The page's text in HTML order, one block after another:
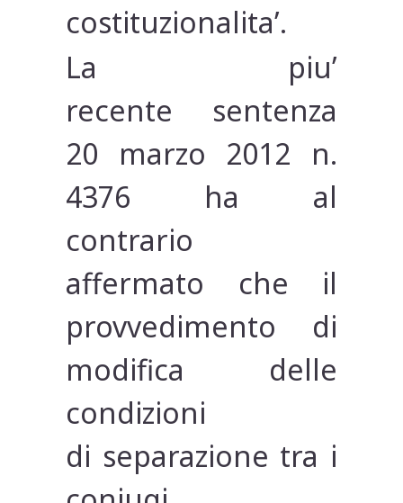
costituzionalita’.
La piu’
recente sentenza
20 marzo 2012 n.
4376 ha al
contrario
affermato che il
provvedimento di
modifica delle
condizioni
di separazione tra i